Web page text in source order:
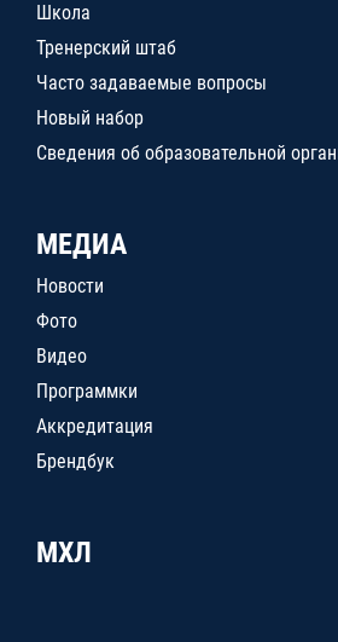
Школа
Тренерский штаб
Часто задаваемые вопросы
Новый набор
Сведения об образовательной
МЕДИА
Новости
Фото
Видео
Программки
Аккредитация
Брендбук
МХЛ